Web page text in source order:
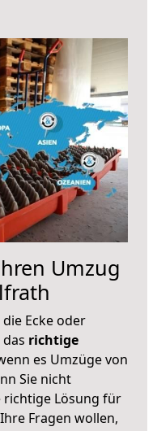
Umzug
Ecke oder
richtige
es Umzüge von
Sie nicht
richtige Lösung für
Fragen wollen,